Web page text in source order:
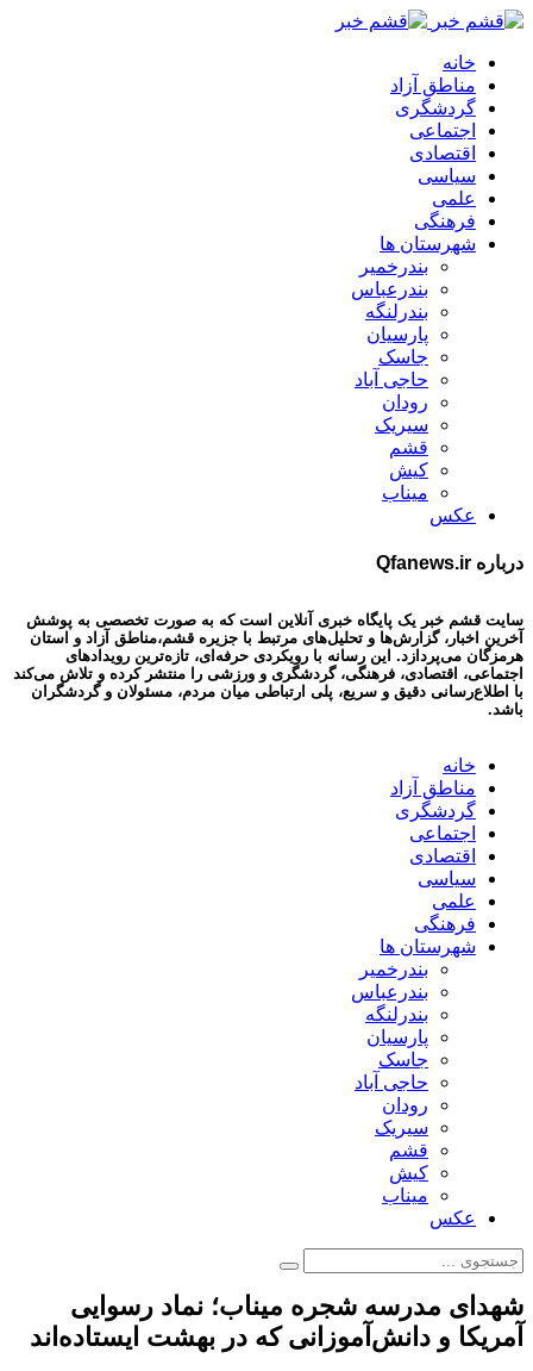
خانه
مناطق آزاد
گردشگری
اجتماعی
اقتصادی
سیاسی
علمی
فرهنگی
شهرستان ها
بندرخمیر
بندرعباس
بندرلنگه
پارسیان
جاسک
حاجی آباد
رودان
سیریک
قشم
کیش
میناب
عکس
درباره Qfanews.ir
سایت قشم خبر یک پایگاه خبری آنلاین است که به صورت تخصصی به پوشش
آخرین اخبار، گزارش‌ها و تحلیل‌های مرتبط با جزیره قشم،مناطق آزاد و استان
هرمزگان می‌پردازد. این رسانه با رویکردی حرفه‌ای، تازه‌ترین رویدادهای
اجتماعی، اقتصادی، فرهنگی، گردشگری و ورزشی را منتشر کرده و تلاش می‌کند
با اطلاع‌رسانی دقیق و سریع، پلی ارتباطی میان مردم، مسئولان و گردشگران
باشد.
خانه
مناطق آزاد
گردشگری
اجتماعی
اقتصادی
سیاسی
علمی
فرهنگی
شهرستان ها
بندرخمیر
بندرعباس
بندرلنگه
پارسیان
جاسک
حاجی آباد
رودان
سیریک
قشم
کیش
میناب
عکس
شهدای مدرسه شجره میناب؛ نماد رسوایی
آمریکا و دانش‌آموزانی که در بهشت ایستاده‌اند